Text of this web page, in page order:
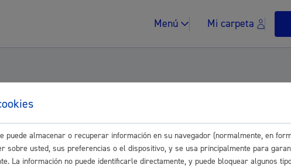
Menú Mi carpeta
Impuestos y multas
EH Bildu, en relación con el quinto
puede almacenar o recuperar información en su navegador (normalmente, en
sobre usted, sus preferencias o el dispositivo, y se usa principalmente para
La información no puede identificarle directamente, y puede bloquear algunos